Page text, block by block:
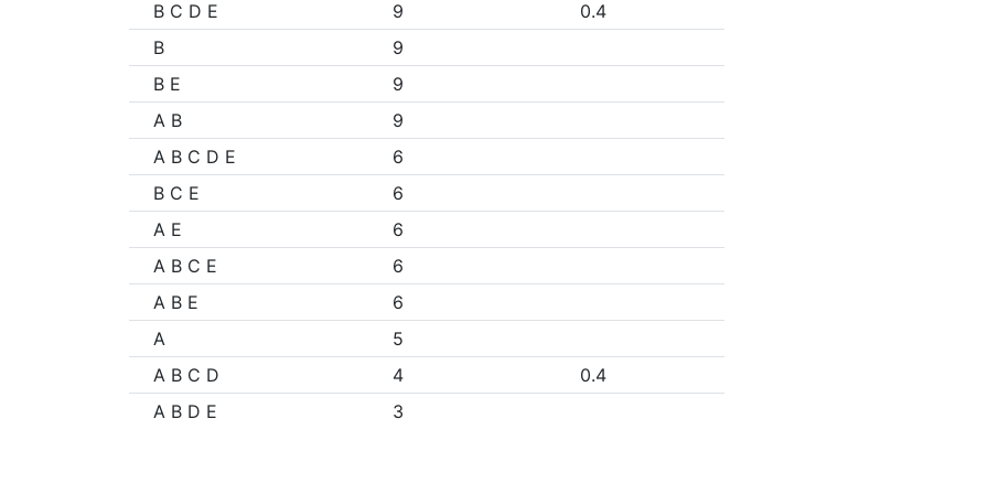
B C D E
9
0.4
B
9
B E
9
A B
9
A B C D E
6
B C E
6
A E
6
A B C E
6
A B E
6
A
5
A B C D
4
0.4
A B D E
3